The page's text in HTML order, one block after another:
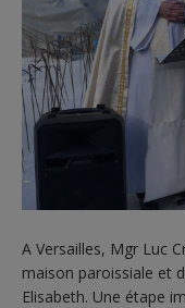
A Versailles, Mgr Luc
maison paroissiale et
Elisabeth. Une étape